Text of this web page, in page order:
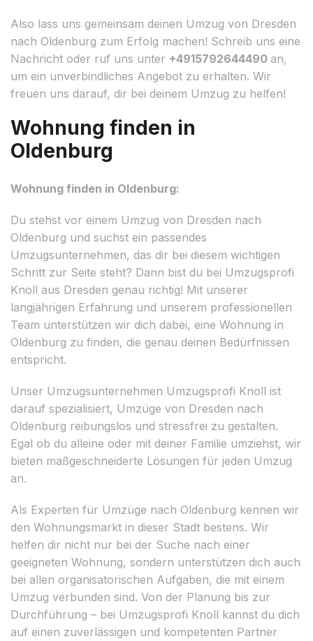
Also lass uns gemeinsam deinen Umzug von Dresden
nach Oldenburg zum Erfolg machen! Schreib uns eine
Nachricht oder ruf uns unter +4915792644490 an,
um ein unverbindliches Angebot zu erhalten. Wir
freuen uns darauf, dir bei deinem Umzug zu helfen!
Wohnung finden in
Oldenburg
Wohnung finden in Oldenburg:
Du stehst vor einem Umzug von Dresden nach
Oldenburg und suchst ein passendes
Umzugsunternehmen, das dir bei diesem wichtigen
Schritt zur Seite steht? Dann bist du bei Umzugsprofi
Knoll aus Dresden genau richtig! Mit unserer
langjährigen Erfahrung und unserem professionellen
Team unterstützen wir dich dabei, eine Wohnung in
Oldenburg zu finden, die genau deinen Bedürfnissen
entspricht.
Unser Umzugsunternehmen Umzugsprofi Knoll ist
darauf spezialisiert, Umzüge von Dresden nach
Oldenburg reibungslos und stressfrei zu gestalten.
Egal ob du alleine oder mit deiner Familie umziehst, wir
bieten maßgeschneiderte Lösungen für jeden Umzug
an.
Als Experten für Umzüge nach Oldenburg kennen wir
den Wohnungsmarkt in dieser Stadt bestens. Wir
helfen dir nicht nur bei der Suche nach einer
geeigneten Wohnung, sondern unterstützen dich auch
bei allen organisatorischen Aufgaben, die mit einem
Umzug verbunden sind. Von der Planung bis zur
Durchführung – bei Umzugsprofi Knoll kannst du dich
auf einen zuverlässigen und kompetenten Partner